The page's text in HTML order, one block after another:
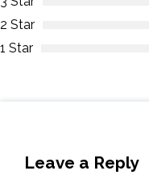
2 Star
1 Star
Leave a Reply